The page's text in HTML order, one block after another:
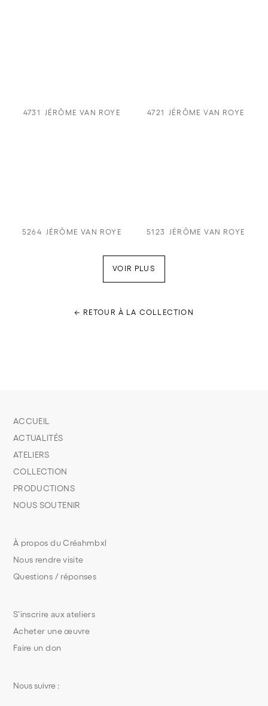
4731 JÉRÔME VAN ROYE 4721 JÉRÔME VAN ROYE
5264 JÉRÔME VAN ROYE 5123 JÉRÔME VAN ROYE
VOIR PLUS
← RETOUR À LA COLLECTION
S’inscrire aux ateliers
Acheter une œuvre
Faire un don
À propos du Créahmbxl
Nous rendre visite
Questions / réponses
ACCUEIL
ACTUALITÉS
ATELIERS
COLLECTION
PRODUCTIONS
NOUS SOUTENIR
Nous suivre :